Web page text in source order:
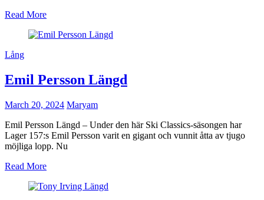
Read More
Lång
Emil Persson Längd
March 20, 2024 Maryam
Emil Persson Längd – Under den här Ski Classics-säsongen har
Lager 157:s Emil Persson varit en gigant och vunnit åtta av tjugo
möjliga lopp. Nu
Read More